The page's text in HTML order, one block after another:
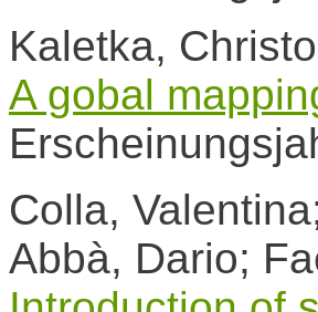
Kaletka,
A gobal
Colla,
Abbà, Dario;